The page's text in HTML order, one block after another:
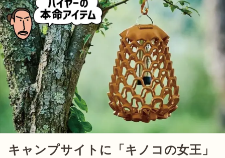
キャンプサイトに「キノコの女王」